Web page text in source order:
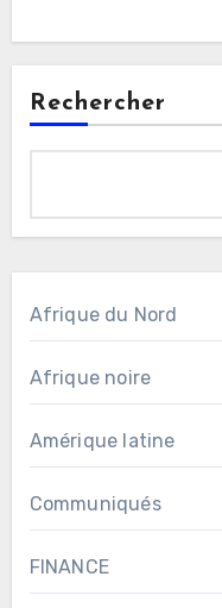
Rechercher
Afrique du Nord
Afrique noire
Amérique latine
Communiqués
FINANCE